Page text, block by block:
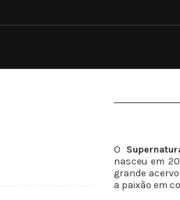
O
nasceu em
grande
a paixão em